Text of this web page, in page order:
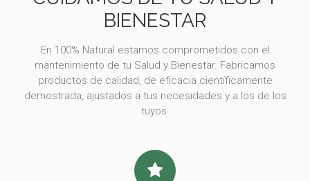
BIENESTAR
En 100% Natural estamos comprometidos con el
mantenimiento de tu Salud y Bienestar. Fabricamos
productos de calidad, de eficacia científicamente
demostrada, ajustados a tus necesidades y a los de los
tuyos.